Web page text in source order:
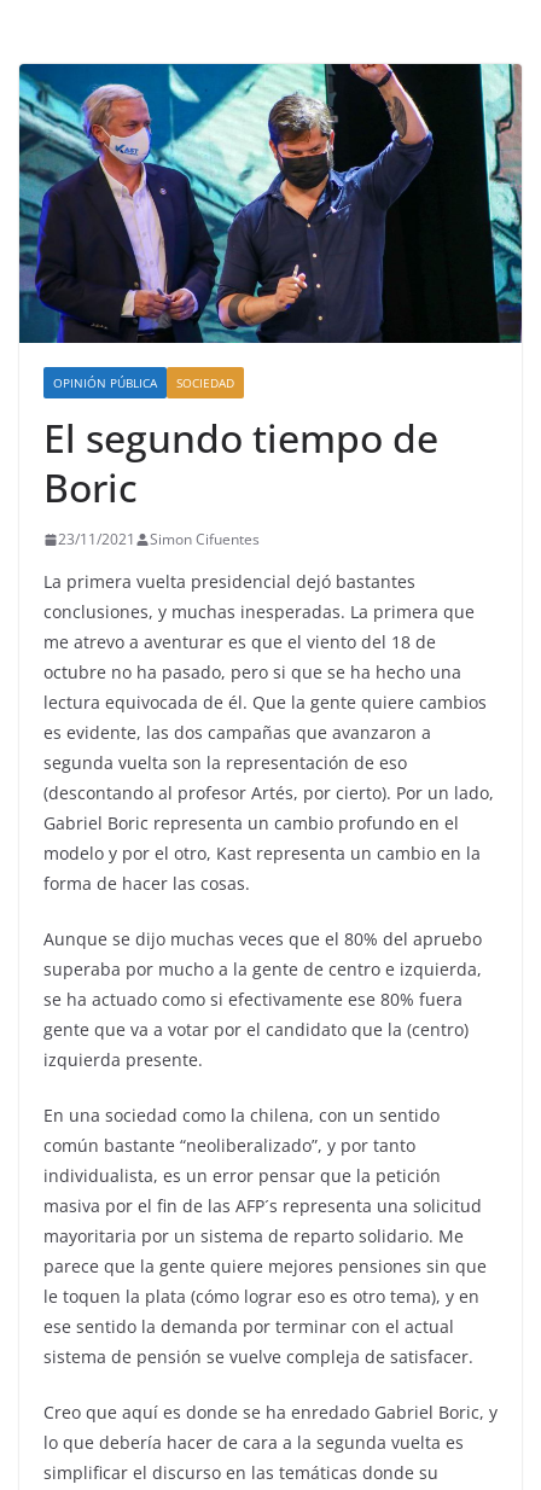
OPINIÓN PÚBLICA SOCIEDAD
El segundo tiempo de
Boric
23/11/2021 Simon Cifuentes
La primera vuelta presidencial dejó bastantes
conclusiones, y muchas inesperadas. La primera que
me atrevo a aventurar es que el viento del 18 de
octubre no ha pasado, pero si que se ha hecho una
lectura equivocada de él. Que la gente quiere cambios
es evidente, las dos campañas que avanzaron a
segunda vuelta son la representación de eso
(descontando al profesor Artés, por cierto). Por un lado,
Gabriel Boric representa un cambio profundo en el
modelo y por el otro, Kast representa un cambio en la
forma de hacer las cosas.
Aunque se dijo muchas veces que el 80% del apruebo
superaba por mucho a la gente de centro e izquierda,
se ha actuado como si efectivamente ese 80% fuera
gente que va a votar por el candidato que la (centro)
izquierda presente.
En una sociedad como la chilena, con un sentido
común bastante “neoliberalizado”, y por tanto
individualista, es un error pensar que la petición
masiva por el fin de las AFP´s representa una solicitud
mayoritaria por un sistema de reparto solidario. Me
parece que la gente quiere mejores pensiones sin que
le toquen la plata (cómo lograr eso es otro tema), y en
ese sentido la demanda por terminar con el actual
sistema de pensión se vuelve compleja de satisfacer.
Creo que aquí es donde se ha enredado Gabriel Boric, y
lo que debería hacer de cara a la segunda vuelta es
simplificar el discurso en las temáticas donde su